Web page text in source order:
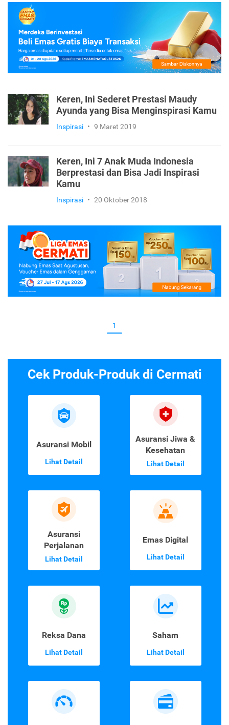
Keren, Ini Sederet Prestasi Maudy
Ayunda yang Bisa Menginspirasi Kamu
Inspirasi • 9 Maret 2019
Keren, Ini 7 Anak Muda Indonesia
Berprestasi dan Bisa Jadi Inspirasi
Kamu
Inspirasi • 20 Oktober 2018
1
Cek Produk-Produk di Cermati
Asuransi Mobil
Lihat Detail
Asuransi Jiwa &
Kesehatan
Lihat Detail
Asuransi
Perjalanan
Lihat Detail
Emas Digital
Lihat Detail
Reksa Dana
Lihat Detail
Saham
Lihat Detail